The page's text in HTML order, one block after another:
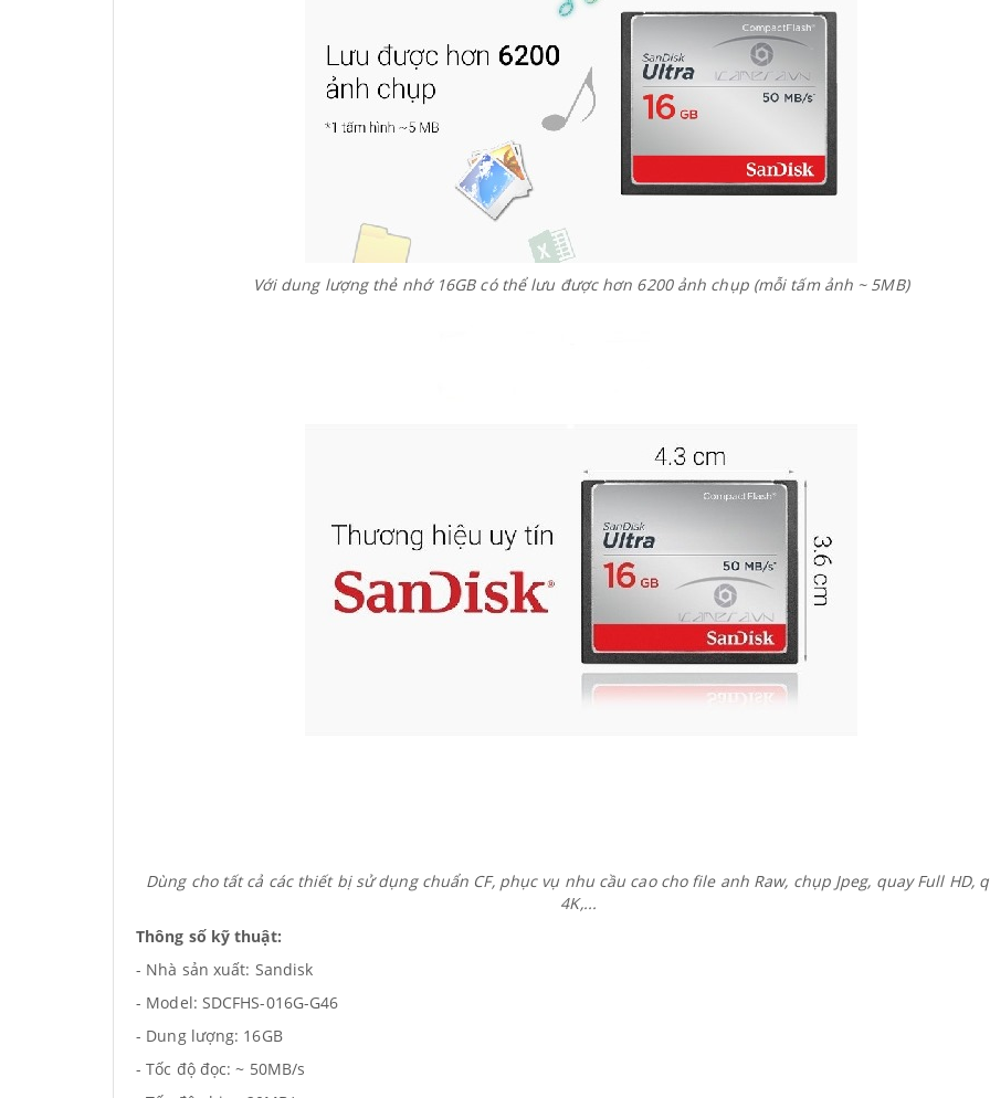
Với dung lượng thẻ nhớ 16GB có thể lưu được hơn 6200 ảnh chụp (mỗi tấm ảnh ~ 5MB)
Dùng cho tất cả các thiết bị sử dụng chuẩn CF, phục vụ nhu cầu cao cho file anh Raw, chụp Jpeg, quay Full HD,
4K,...
Thông số kỹ thuật:
- Nhà sản xuất: Sandisk
- Model: SDCFHS-016G-G46
- Dung lượng: 16GB
- Tốc độ đọc: ~ 50MB/s